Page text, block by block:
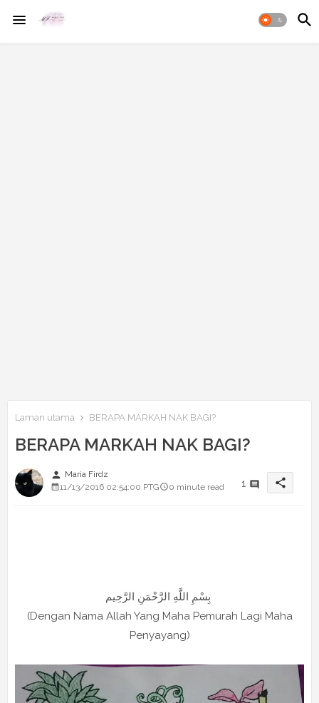
Laman utama BERAPA MARKAH NAK BAGI?
BERAPA MARKAH NAK BAGI?
person Maria Firdz
11/13/2016 02:54:00 PTG
0 minute read 1 share
(Dengan Nama Allah Yang Maha Pemurah Lagi Maha
Penyayang)